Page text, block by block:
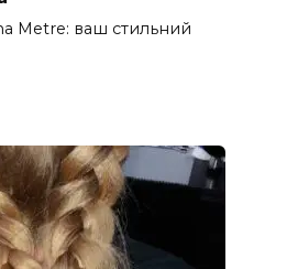
Metre: ваш стильний